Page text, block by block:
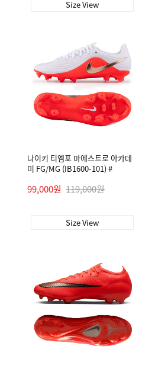
Size View
나이키 티엠포 마에스트로 아카데
미 FG/MG (IB1600-101) #
99,000원 119,000원
Size View